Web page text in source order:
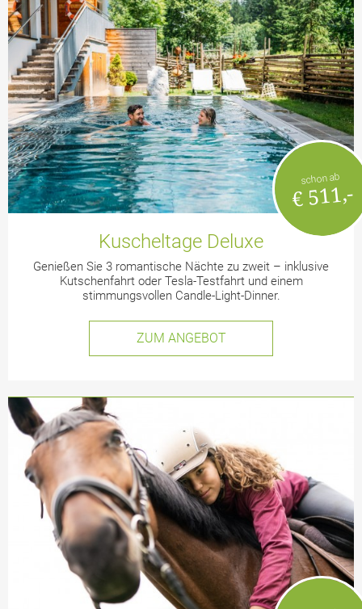
schon ab
€ 511,-
Kuscheltage Deluxe
Genießen Sie 3 romantische Nächte zu zweit – inklusive
Kutschenfahrt oder Tesla-Testfahrt und einem
stimmungsvollen Candle-Light-Dinner.
ZUM ANGEBOT